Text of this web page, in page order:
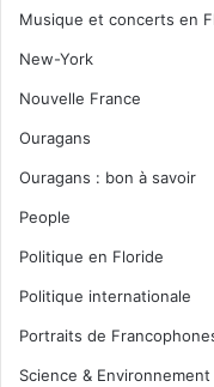
Musique et concerts en
New-York
Nouvelle France
Ouragans
Ouragans : bon à savoir
People
Politique en Floride
Politique internationale
Portraits de
Science &